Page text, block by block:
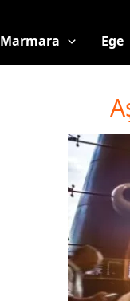
Marmara Ege